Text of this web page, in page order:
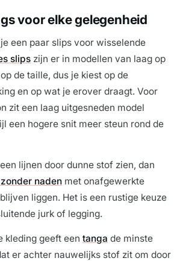
voor elke gelegenheid
een paar slips voor wisselende
slips zijn er in modellen van laag op
de taille, dus je kiest op de
en op wat je erover draagt. Voor
zit een laag uitgesneden model
een hogere snit meer steun rond de
lijnen door dunne stof zien, dan
naden met onafgewerkte
liggen. Het is een rustige keuze
jurk of legging.
kleding geeft een tanga de minste
er achter nauwelijks stof zit om door